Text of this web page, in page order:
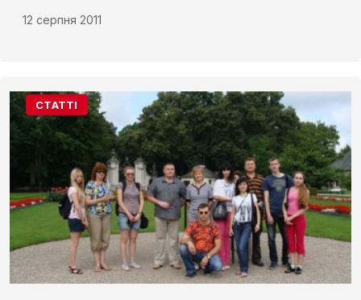
12 серпня 2011
СТАТТІ